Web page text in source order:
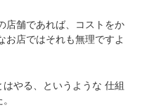
店舗であれば、コストをか
お店ではそれも無理ですよ
やる、というような 仕組